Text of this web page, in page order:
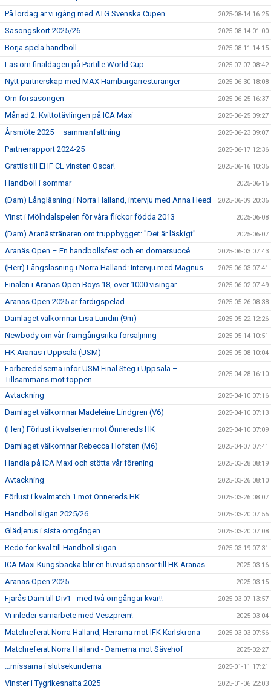
På lördag är vi igång med ATG Svenska Cupen 2025-08-14 16:25
Säsongskort 2025/26 2025-08-14 01:00
Börja spela handboll 2025-08-11 14:15
Läs om finaldagen på Partille World Cup 2025-07-07 08:42
Nytt partnerskap med MAX Hamburgarresturanger 2025-06-30 18:08
Om försäsongen 2025-06-25 16:37
Månad 2: Kvittotävlingen på ICA Maxi 2025-06-25 09:27
Årsmöte 2025 – sammanfattning 2025-06-23 09:07
Partnerrapport 2024-25 2025-06-17 12:36
Grattis till EHF CL vinsten Oscar! 2025-06-16 10:35
Handboll i sommar 2025-06-15
(Dam) Långläsning i Norra Halland, intervju med Anna Heed 2025-06-09 20:36
Vinst i Mölndalspelen för våra flickor födda 2013 2025-06-08
(Dam) Aranästränaren om truppbygget: "Det är läskigt" 2025-06-07
Aranäs Open – En handbollsfest och en domarsuccé 2025-06-03 07:43
(Herr) Långsläsning i Norra Halland: Intervju med Magnus 2025-06-03 07:41
Finalen i Aranäs Open Boys 18, över 1000 visingar 2025-06-02 07:49
Aranäs Open 2025 är färdigspelad 2025-05-26 08:38
Damlaget välkomnar Lisa Lundin (9m) 2025-05-22 12:26
Newbody om vår framgångsrika försäljning 2025-05-14 10:51
HK Aranäs i Uppsala (USM) 2025-05-08 10:04
Förberedelserna inför USM Final Steg i Uppsala –
Tillsammans mot toppen
2025-04-28 16:10
Avtackning 2025-04-10 07:16
Damlaget välkomnar Madeleine Lindgren (V6) 2025-04-10 07:13
(Herr) Förlust i kvalserien mot Önnereds HK 2025-04-10 07:09
Damlaget välkomnar Rebecca Hofsten (M6) 2025-04-07 07:41
Handla på ICA Maxi och stötta vår förening 2025-03-28 08:19
Avtackning 2025-03-26 08:10
Förlust i kvalmatch 1 mot Önnereds HK 2025-03-26 08:07
Handbollsligan 2025/26 2025-03-20 07:55
Glädjerus i sista omgången 2025-03-20 07:08
Redo för kval till Handbollsligan 2025-03-19 07:31
ICA Maxi Kungsbacka blir en huvudsponsor till HK Aranäs 2025-03-16
Aranäs Open 2025 2025-03-15
Fjärås Dam till Div1 - med två omgångar kvar!! 2025-03-07 13:57
Vi inleder samarbete med Veszprem! 2025-03-04
Matchreferat Norra Halland, Herrarna mot IFK Karlskrona 2025-03-03 07:56
Matchreferat Norra Halland - Damerna mot Sävehof 2025-02-27
…missarna i slutsekunderna 2025-01-11 17:21
Vinster i Tygrikesnatta 2025 2025-01-06 22:03